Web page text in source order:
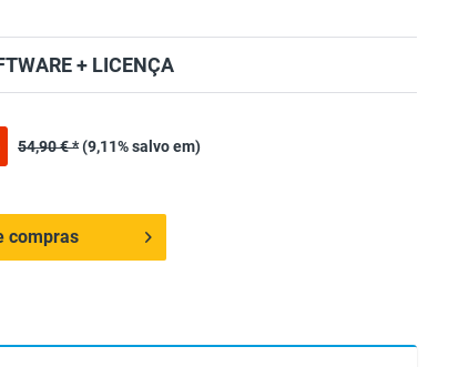
+ LICENÇA
54,90 € *(9,11% salvo em)
compras